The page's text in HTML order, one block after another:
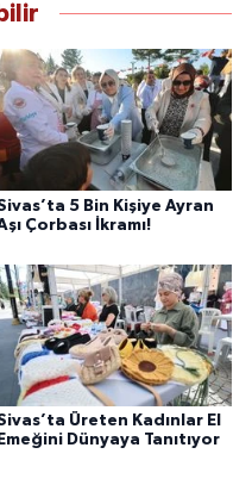
5 Bin Kişiye Ayran
Çorbası İkramı!
Üreten Kadınlar El
Emeğini Dünyaya Tanıtıyor